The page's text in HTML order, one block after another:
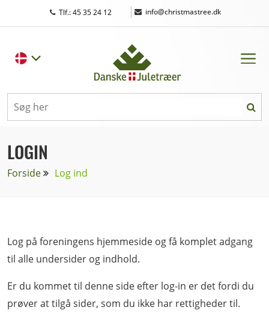
Tlf.: 45 35 24 12 | info@christmastree.dk
LOGIN
Forside Log ind
Log på foreningens hjemmeside og få komplet adgang
til alle undersider og indhold.
Er du kommet til denne side efter log-in er det fordi du
prøver at tilgå sider, som du ikke har rettigheder til.